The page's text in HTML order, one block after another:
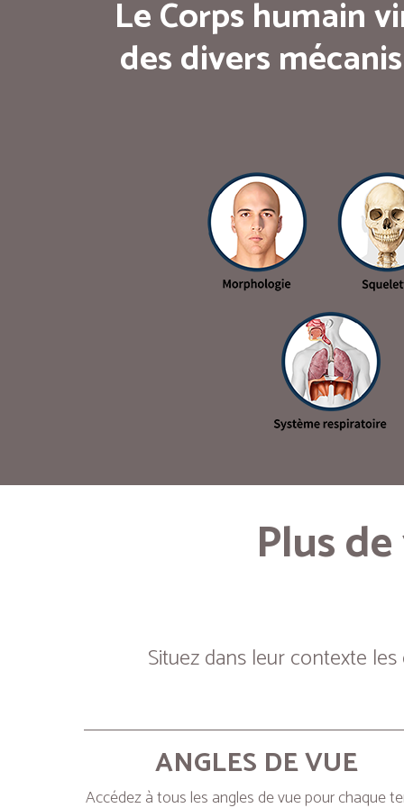
Le Corps humain
des divers
Plus
Situez dans leur contexte
ANGLES DE VUE
Accédez à tous les angles de vue pour chaque